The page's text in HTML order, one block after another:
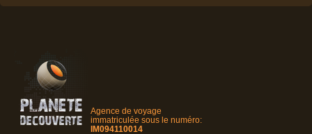
Agence de voyage
immatriculée sous le numéro:
IM094110014